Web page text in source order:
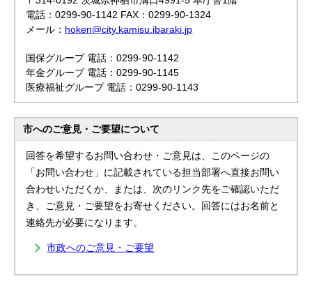
電話：0299-90-1142 FAX：0299-90-1324
メール： hoken@city.kamisu.ibaraki.jp
国保グループ 電話：0299-90-1142
年金グループ 電話：0299-90-1145
医療福祉グループ 電話：0299-90-1143
市へのご意見・ご要望について
回答を希望するお問い合わせ・ご意見は、このページの
「お問い合わせ」に記載されている担当部署へ直接お問い
合わせいただくか、または、次のリンク先をご確認いただ
き、ご意見・ご要望をお寄せください。回答にはお名前と
連絡先が必要になります。
市政へのご意見・ご要望